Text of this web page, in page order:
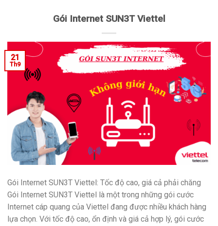
Gói Internet SUN3T Viettel
21
Th9
Gói Internet SUN3T Viettel: Tốc độ cao, giá cả phải chăng
Gói Internet SUN3T Viettel là một trong những gói cước
Internet cáp quang của Viettel đang được nhiều khách hàng
lựa chọn. Với tốc độ cao, ổn định và giá cả hợp lý, gói cước